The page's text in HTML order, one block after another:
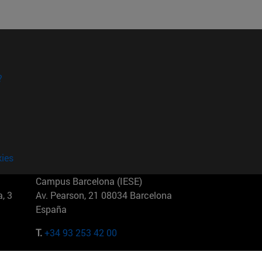
3
Campus Barcelona (IESE)
Av. Pearson, 21 08034 Barcelona
España
T.+34 93 253 42 00